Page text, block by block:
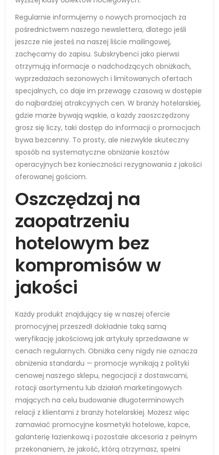
Regularnie informujemy o nowych promocjach za
pośrednictwem naszego newslettera, dlatego jeśli
jeszcze nie jesteś na naszej liście mailingowej,
zachęcamy do zapisu. Subskrybenci jako pierwsi
otrzymują informacje o nadchodzących obniżkach,
wyprzedażach sezonowych i limitowanych ofertach
specjalnych, co daje im przewagę czasową w dostępie
do najbardziej atrakcyjnych cen. W branży hotelarskiej,
gdzie marże bywają wąskie, a każdy zaoszczędzony
grosz się liczy, taki dostęp do informacji o promocjach
bywa bezcenny. To prosty, ale niezwykle skuteczny
sposób na systematyczne obniżanie kosztów
operacyjnych bez konieczności rezygnowania z jakości
oferowanej gościom.
Oszczędzaj na
zaopatrzeniu
hotelowym bez
kompromisów w
jakości
Każdy produkt znajdujący się w naszej ofercie
promocyjnej przeszedł dokładnie taką samą
weryfikację jakościową jak artykuły sprzedawane w
cenach regularnych. Obniżka ceny nigdy nie oznacza
obniżenia standardu — promocje wynikają z polityki
cenowej naszego sklepu, negocjacji z dostawcami,
rotacji asortymentu lub działań marketingowych
mających na celu budowanie długoterminowych
relacji z klientami z branży hotelarskiej. Możesz więc
zamawiać promocyjne kosmetyki hotelowe, kapce,
galanterię łazienkową i pozostałe akcesoria z pełnym
przekonaniem, że jakość, którą otrzymasz, spełni